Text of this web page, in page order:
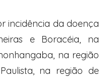
incidência da doença
e Boracéia, na
na região
na região de